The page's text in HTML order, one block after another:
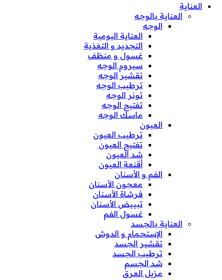
العناية
العناية بالوجه
الوجه
العناية اليومية
التجديد و التغذية
غسول و منظف
سيروم الوجه
تقشير الوجه
ترطيب الوجه
تونر الوجه
تفتيح الوجه
ماسك الوجه
العيون
ترطيب العيون
تفتيح العيون
شد العيون
أقنعة العيون
الفم و الأسنان
معجون الأسنان
فرشاة الأسنان
تبييض الأسنان
غسول الفم
العناية بالجسد
الإستحمام و الدوش
تقشير الجسد
ترطيب الجسد
شد الجسم
مزيل العرق